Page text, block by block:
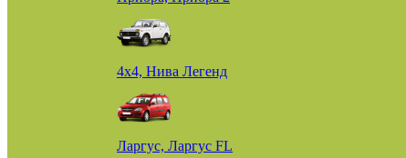
4х4, Нива Легенд
Ларгус, Ларгус FL